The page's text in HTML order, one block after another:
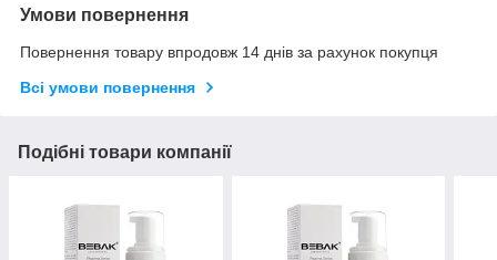
Умови повернення
Повернення товару впродовж 14 днів за рахунок покупця
Всі умови повернення
Подібні товари компанії